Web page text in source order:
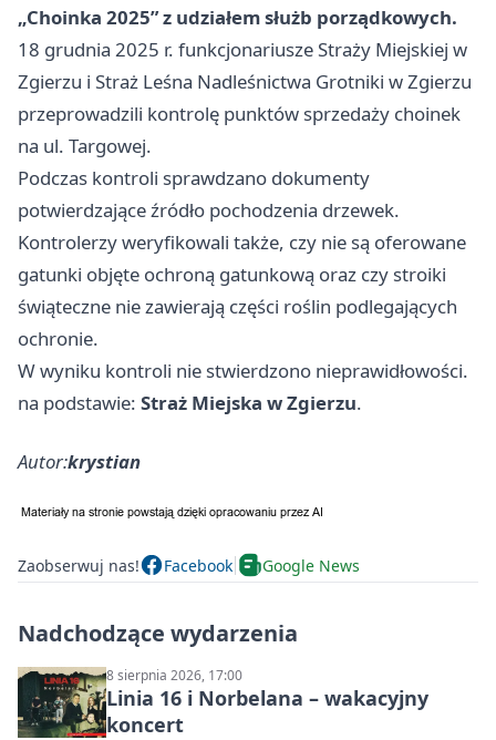
„Choinka 2025” z udziałem służb porządkowych.
18 grudnia 2025 r. funkcjonariusze Straży Miejskiej w
Zgierzu i Straż Leśna Nadleśnictwa Grotniki w Zgierzu
przeprowadzili kontrolę punktów sprzedaży choinek
na ul. Targowej.
Podczas kontroli sprawdzano dokumenty
potwierdzające źródło pochodzenia drzewek.
Kontrolerzy weryfikowali także, czy nie są oferowane
gatunki objęte ochroną gatunkową oraz czy stroiki
świąteczne nie zawierają części roślin podlegających
ochronie.
W wyniku kontroli nie stwierdzono nieprawidłowości.
na podstawie: Straż Miejska w Zgierzu.
Autor:krystian
Zaobserwuj nas! Facebook Google News
Nadchodzące wydarzenia
8 sierpnia 2026, 17:00
Linia 16 i Norbelana – wakacyjny
koncert